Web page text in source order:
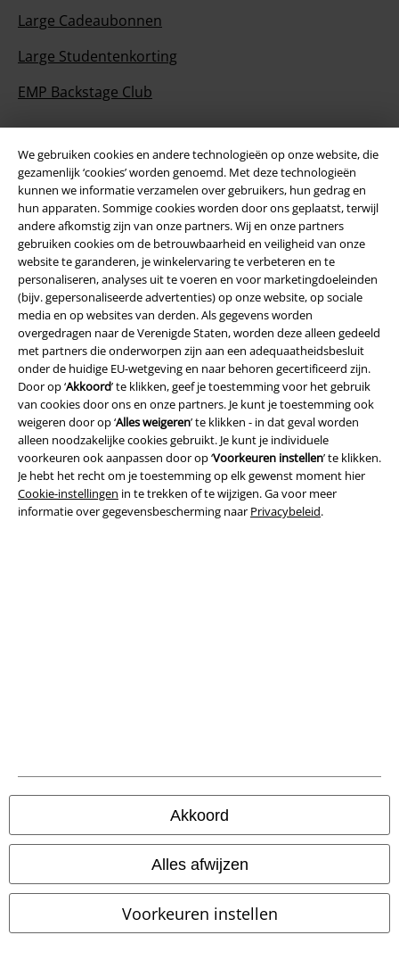
We gebruiken cookies en andere technologieën op onze website, die
gezamenlijk ‘cookies’ worden genoemd. Met deze technologieën
kunnen we informatie verzamelen over gebruikers, hun gedrag en
hun apparaten. Sommige cookies worden door ons geplaatst, terwijl
andere afkomstig zijn van onze partners. Wij en onze partners
gebruiken cookies om de betrouwbaarheid en veiligheid van onze
website te garanderen, je winkelervaring te verbeteren en te
personaliseren, analyses uit te voeren en voor marketingdoeleinden
(bijv. gepersonaliseerde advertenties) op onze website, op sociale
media en op websites van derden. Als gegevens worden
overgedragen naar de Verenigde Staten, worden deze alleen gedeeld
met partners die onderworpen zijn aan een adequaatheidsbesluit
onder de huidige EU-wetgeving en naar behoren gecertificeerd zijn.
Door op ‘Akkoord’ te klikken, geef je toestemming voor het gebruik
van cookies door ons en onze partners. Je kunt je toestemming ook
weigeren door op ‘Alles weigeren’ te klikken - in dat geval worden
alleen noodzakelijke cookies gebruikt. Je kunt je individuele
voorkeuren ook aanpassen door op ‘Voorkeuren instellen’ te klikken.
Je hebt het recht om je toestemming op elk gewenst moment hier
Cookie-instellingen in te trekken of te wijzigen. Ga voor meer
informatie over gegevensbescherming naar Privacybeleid.
Akkoord
Alles afwijzen
Voorkeuren instellen
Large Cadeaubonnen
Large Studentenkorting
EMP Backstage Club
Over Large
Partnerprogramma's
Duurzaamheid
Word lid van onze online community!
large app
Download gratis de nieuwe large app en profiteer van alle nieuwe
functies en voordelen!